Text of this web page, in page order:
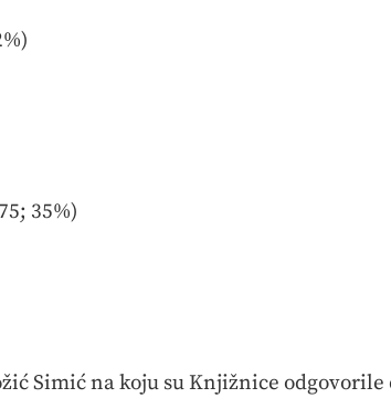
35%)
Simić na koju su Knjižnice